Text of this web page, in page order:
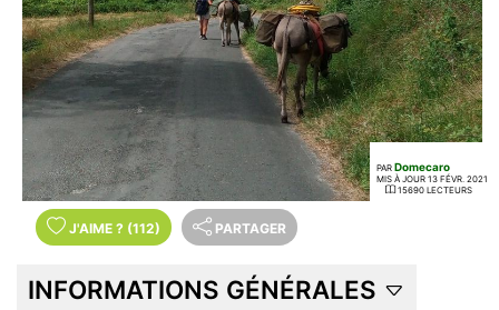
PAR Domecaro
MIS À JOUR 13 FÉVR. 2021
15690 LECTEURS
J'AIME ? (112) PARTAGER
INFORMATIONS GÉNÉRALES